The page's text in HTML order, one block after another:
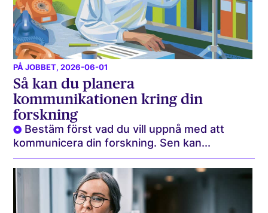
PÅ JOBBET, 2026-06-01
Så kan du planera
kommunikationen kring din
forskning
Bestäm först vad du vill uppnå med att
kommunicera din forskning. Sen kan...